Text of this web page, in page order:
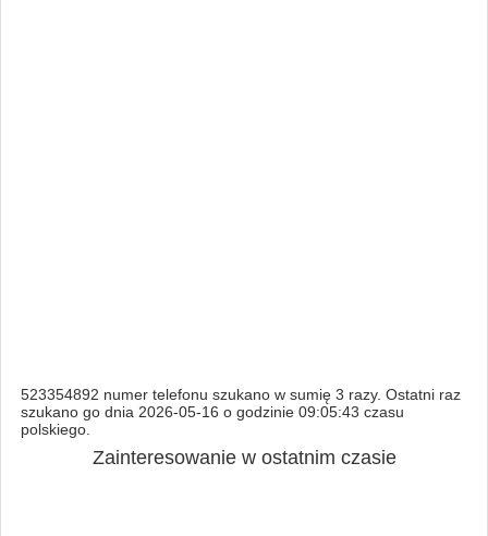
523354892 numer telefonu szukano w sumię 3 razy. Ostatni raz
szukano go dnia 2026-05-16 o godzinie 09:05:43 czasu
polskiego.
Zainteresowanie w ostatnim czasie